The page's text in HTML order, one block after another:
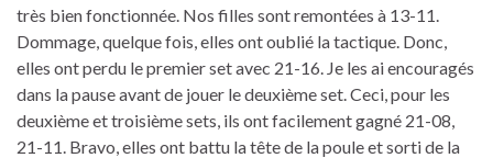
très bien fonctionnée. Nos filles sont remontées à 13-11.
Dommage, quelque fois, elles ont oublié la tactique. Donc,
elles ont perdu le premier set avec 21-16. Je les ai encouragés
dans la pause avant de jouer le deuxième set. Ceci, pour les
deuxième et troisième sets, ils ont facilement gagné 21-08,
21-11. Bravo, elles ont battu la tête de la poule et sorti de la